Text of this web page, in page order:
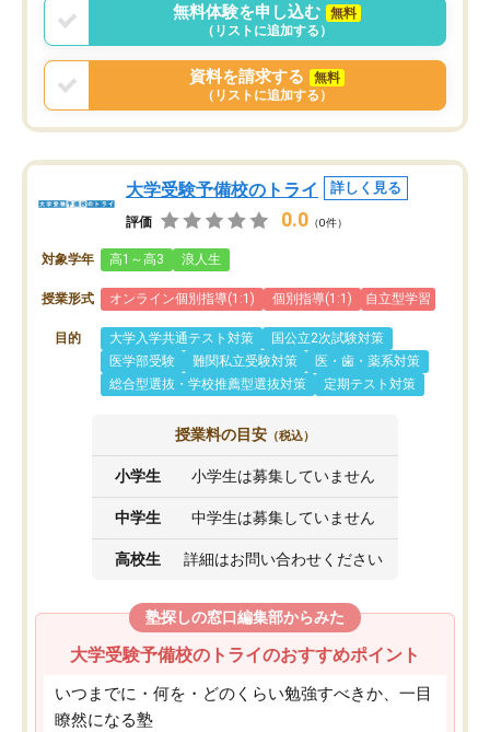
無料体験を申し込む
無料
（リストに追加する）
資料を請求する
無料
（リストに追加する）
大学受験予備校のトライ 詳しく見る
評価 0.0 （0件）
対象学年 高1～高3 浪人生
授業形式 オンライン個別指導(1:1) 個別指導(1:1) 自立型学習
目的 大学入学共通テスト対策
国公立2次試験対策
医学部受験
難関私立受験対策
医・歯・薬系対策
総合型選抜・学校推薦型選抜対策
定期テスト対策
授業料の目安 （税込）
小学生 小学生は募集していません
中学生 中学生は募集していません
高校生 詳細はお問い合わせください
塾探しの窓口編集部からみた
大学受験予備校のトライのおすすめポイント
いつまでに・何を・どのくらい勉強すべきか、一目
瞭然になる塾